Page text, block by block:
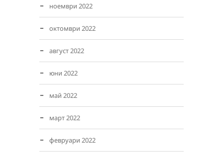
ноември 2022
октомври 2022
август 2022
юни 2022
май 2022
март 2022
февруари 2022